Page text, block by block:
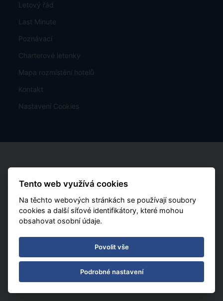
Letový řád
Last Minute
Poznávací
Charterové letenky
Mapa rozmístění hotelů
Kontakt
Nastavení Cookies
Tento web využívá cookies
Na těchto webových stránkách se používají soubory
cookies a další síťové identifikátory, které mohou
obsahovat osobní údaje.
Povolit vše
Podrobné nastavení